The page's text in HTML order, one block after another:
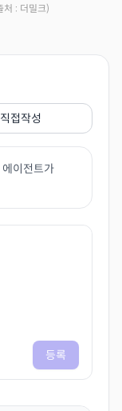
처 : 더밀크)
직접작성
에이전트가
등록